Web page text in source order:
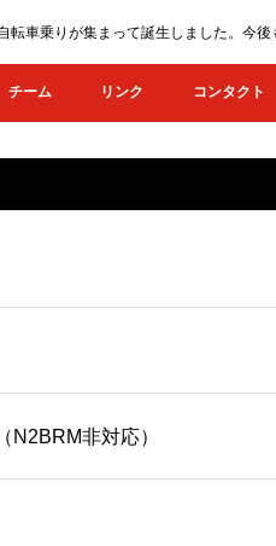
車乗りが集まって誕生しました。今後
チーム リンク コンタクト
N2BRM非対応）